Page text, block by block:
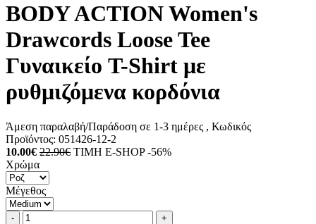
BODY ACTION Women's
Drawcords Loose Tee
Γυναικείο T-Shirt με
ρυθμιζόμενα κορδόνια
Άμεση παραλαβή/Παράδοση σε 1-3 ημέρες , Κωδικός
Προϊόντος: 051426-12-2
10.00€ 22.90€ ΤΙΜΗ E-SHOP -56%
Χρώμα
Μέγεθος
Ποσότητα
-product.increase.quantity +